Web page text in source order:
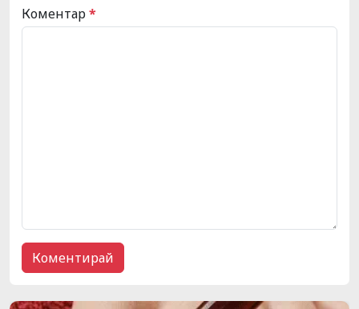
Коментар*